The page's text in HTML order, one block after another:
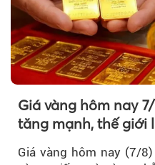
Giá vàng hôm nay
tăng mạnh, thế giới
Giá vàng hôm nay (7/